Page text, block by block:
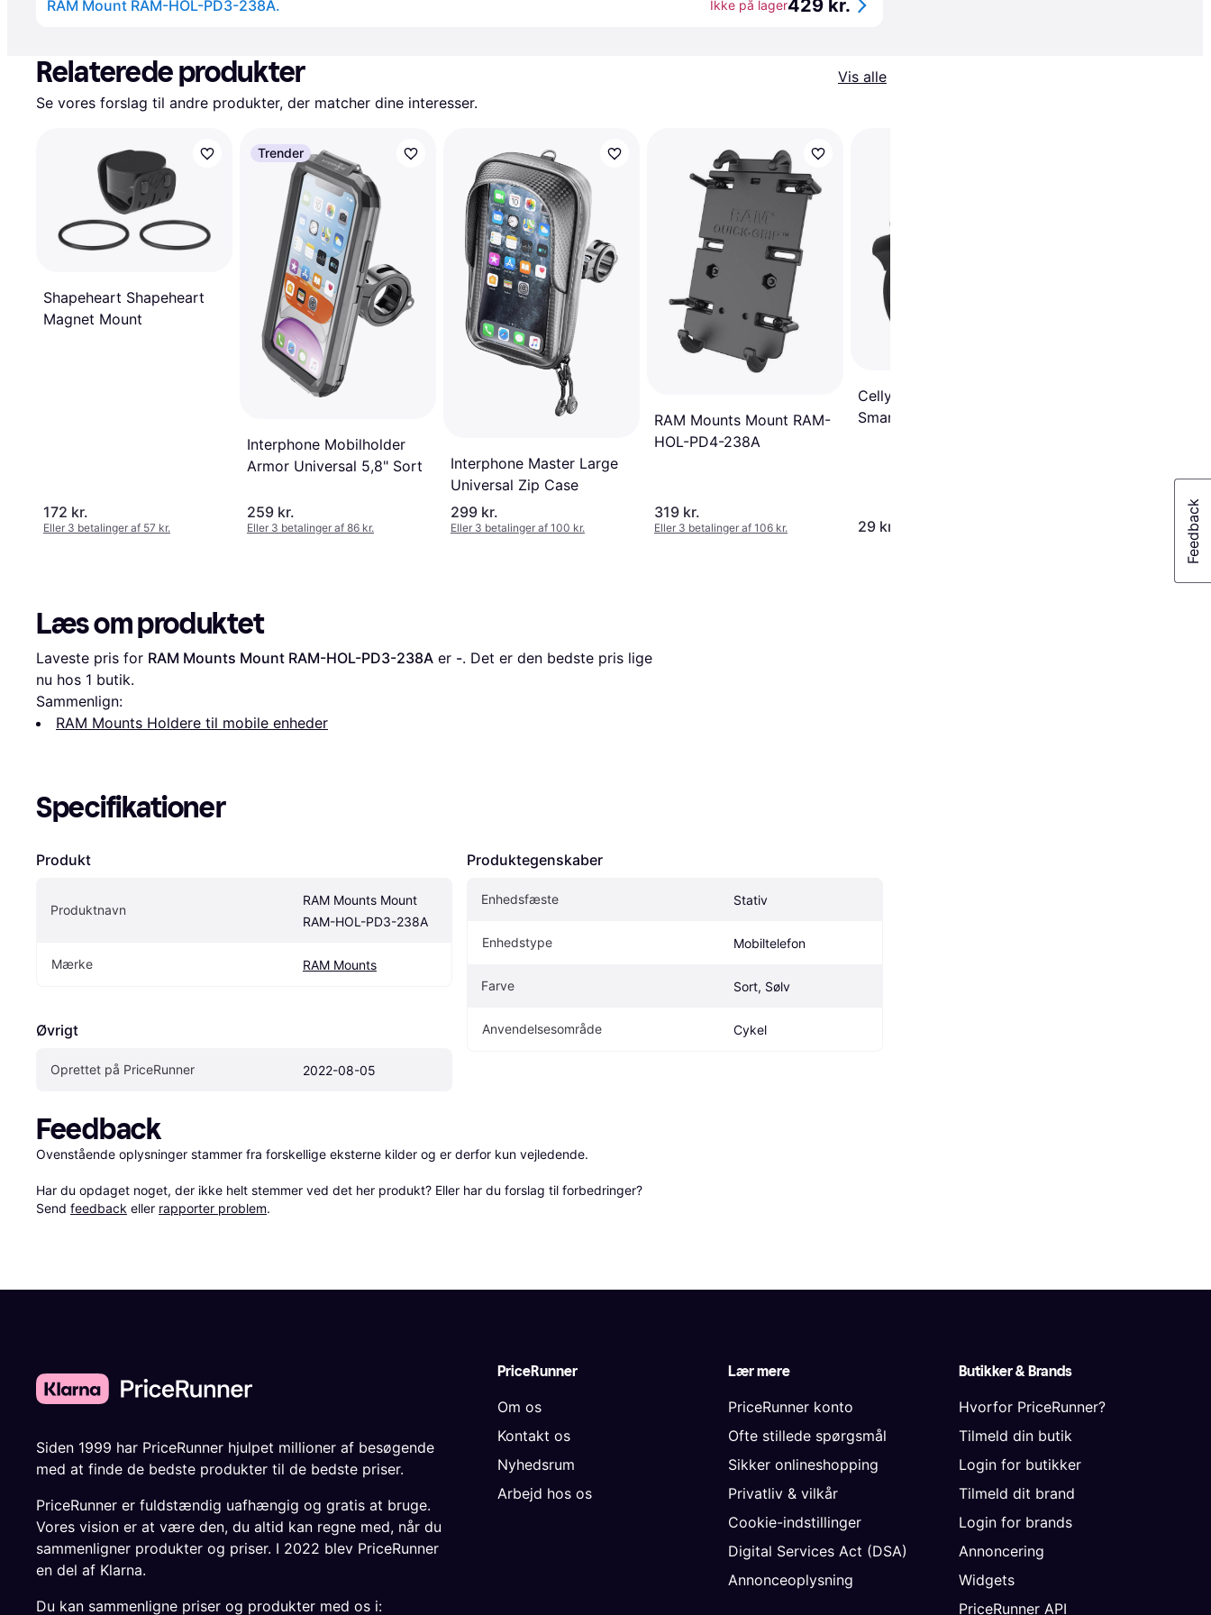
RAM Mount RAM-HOL-PD3-238A. Ikke på lager429 kr.
Relaterede produkter
Vis alle
Se vores forslag til andre produkter, der matcher dine interesser.
Shapeheart Shapeheart
Magnet Mount
172 kr.
Eller 3 betalinger af 57 kr.
Trender
Interphone Mobilholder
Armor Universal 5,8" Sort
259 kr.
Eller 3 betalinger af 86 kr.
Interphone Master Large
Universal Zip Case
299 kr.
Eller 3 betalinger af 100 kr.
RAM Mounts Mount RAM-
HOL-PD4-238A
319 kr.
Eller 3 betalinger af 106 kr.
Celly Snap Bike
Smartphone Holder
29 kr. Eller 3 betalinger af 86 kr.
Læs om produktet
Laveste pris for RAM Mounts Mount RAM-HOL-PD3-238A er -. Det er den bedste pris lige
nu hos 1 butik.
Sammenlign:
RAM Mounts Holdere til mobile enheder
Specifikationer
Produkt
Produktnavn
RAM Mounts Mount
RAM-HOL-PD3-238A
Mærke RAM Mounts
Øvrigt
Oprettet på PriceRunner 2022-08-05
Produktegenskaber
Enhedsfæste Stativ
Enhedstype Mobiltelefon
Farve Sort, Sølv
Anvendelsesområde Cykel
Feedback
Ovenstående oplysninger stammer fra forskellige eksterne kilder og er derfor kun vejledende.
Har du opdaget noget, der ikke helt stemmer ved det her produkt? Eller har du forslag til forbedringer?
Send feedback eller rapporter problem.
PriceRunner
Om os
Kontakt os
Nyhedsrum
Arbejd hos os
Lær mere
PriceRunner konto
Ofte stillede spørgsmål
Sikker onlineshopping
Privatliv & vilkår
Cookie-indstillinger
Digital Services Act (DSA)
Annonceoplysning
Butikker & Brands
Hvorfor PriceRunner?
Tilmeld din butik
Login for butikker
Tilmeld dit brand
Login for brands
Annoncering
Widgets
PriceRunner API
Siden 1999 har PriceRunner hjulpet millioner af besøgende
med at finde de bedste produkter til de bedste priser.
PriceRunner er fuldstændig uafhængig og gratis at bruge.
Vores vision er at være den, du altid kan regne med, når du
sammenligner produkter og priser. I 2022 blev PriceRunner
en del af Klarna.
Du kan sammenligne priser og produkter med os i: